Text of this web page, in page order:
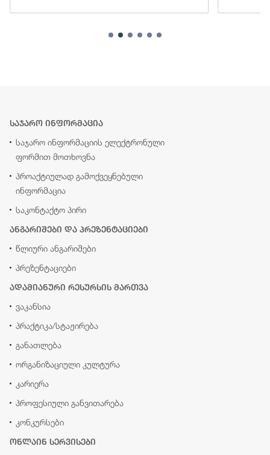
საჯარო ინფორმაცია
საჯარო ინფორმაციის ელექტრონული
ფორმით მოთხოვნა
პროაქტიულად გამოქვეყნებული
ინფორმაცია
საკონტაქტო პირი
ანგარიშები და პრეზენტაციები
წლიური ანგარიშები
პრეზენტაციები
ადამიანური რესურსის მართვა
ვაკანსია
პრაქტიკა/სტაჟირება
განათლება
ორგანიზაციული კულტურა
კარიერა
პროფესიული განვითარება
კონკურსები
ონლაინ სერვისები